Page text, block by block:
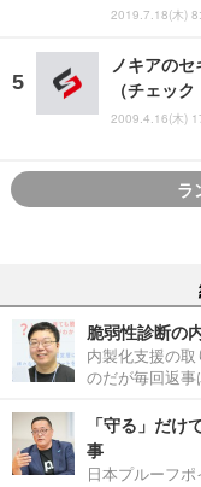
2019.7.18(木)
ノキアの
（チェッ
2009.4.16(木)
ラ
脆弱性診断の
内製化支援の
のだが毎回返
「守る」だ
事
日本プルーフ